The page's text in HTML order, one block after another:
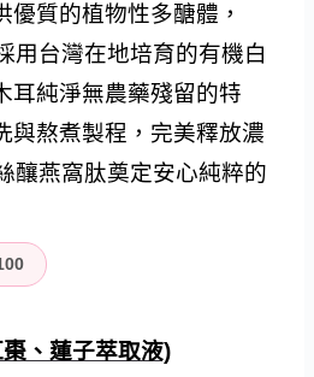
優質的植物性多醣體，
用台灣在地培育的有機白
耳純淨無農藥殘留的特
與熬煮製程，完美釋放濃
釀燕窩肽奠定安心純粹的
、蓮子萃取液)